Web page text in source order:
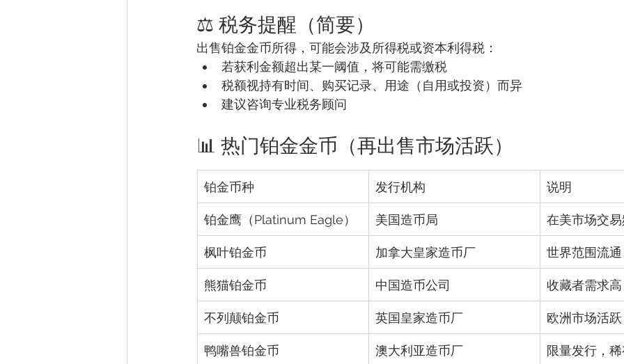
⚖️ 税务提醒（简要）
出售铂金金币所得，可能会涉及所得税或资本利得税：
若获利金额超出某一阈值，将可能需缴税
税额视持有时间、购买记录、用途（自用或投资）而异
建议咨询专业税务顾问
📊 热门铂金金币（再出售市场活跃）
铂金币种 发行机构 说明
铂金鹰（Platinum Eagle） 美国造币局 在美市场交
枫叶铂金币 加拿大皇家造币厂 世界范围流通
熊猫铂金币 中国造币公司 收藏者需求高
不列颠铂金币 英国皇家造币厂 欧洲市场活跃
鸭嘴兽铂金币 澳大利亚造币厂 限量发行，